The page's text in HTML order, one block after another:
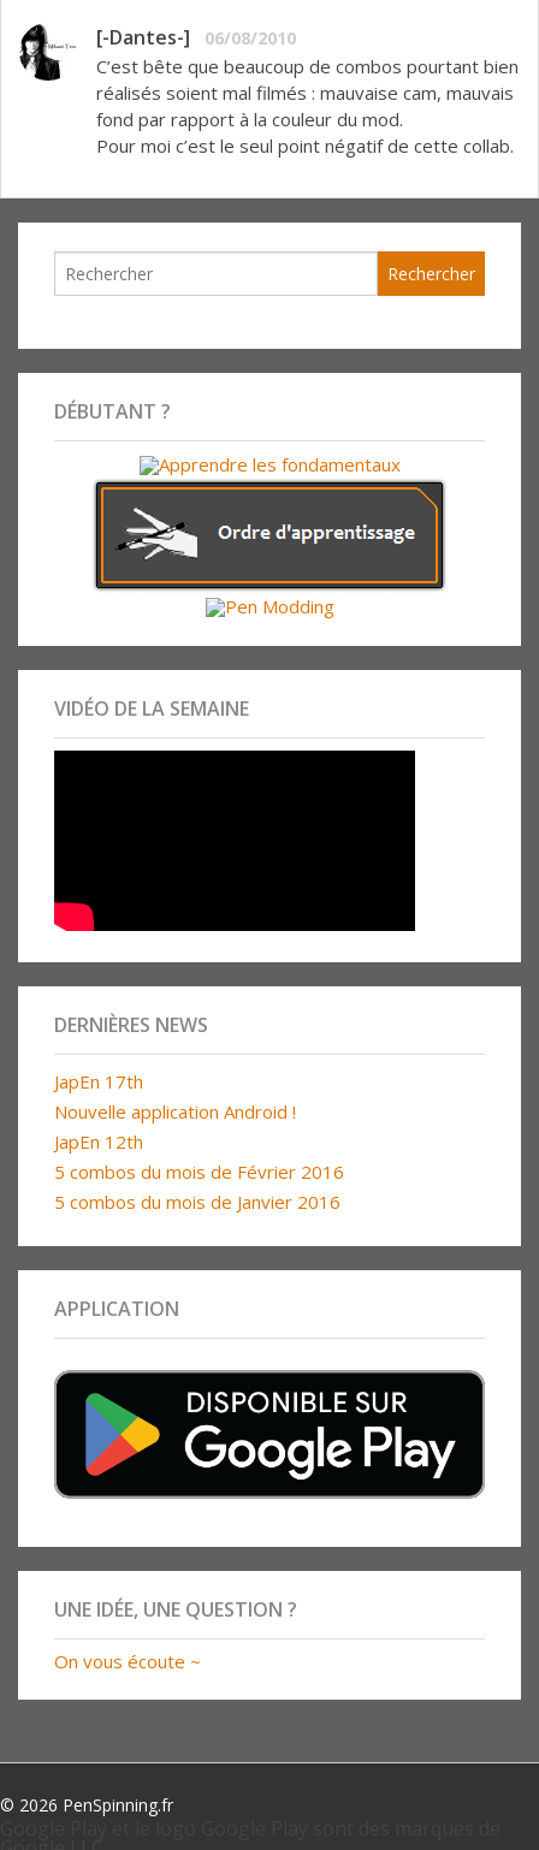
[-Dantes-] 06/08/2010
C’est bête que beaucoup de combos pourtant bien
réalisés soient mal filmés : mauvaise cam, mauvais
fond par rapport à la couleur du mod.
Pour moi c’est le seul point négatif de cette collab.
DÉBUTANT ?
VIDÉO DE LA SEMAINE
DERNIÈRES NEWS
JapEn 17th
Nouvelle application Android !
JapEn 12th
5 combos du mois de Février 2016
5 combos du mois de Janvier 2016
APPLICATION
UNE IDÉE, UNE QUESTION ?
On vous écoute ~
© 2026 PenSpinning.fr